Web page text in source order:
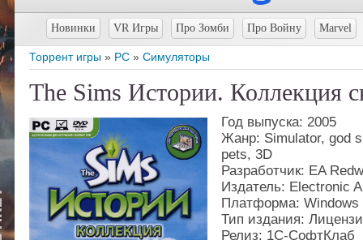
Новинки VR Игры Про Зомби Про Войну Marvel
Торрент игры » PC » Симуляторы
The Sims Истории. Коллекция
Год выпуска: 2005
Жанр: Simulator, god
pets, 3D
Разработчик: EA
Издатель: Electronic
Платформа: Windows
Тип издания:
Релиз: 1С-СофтКлаб